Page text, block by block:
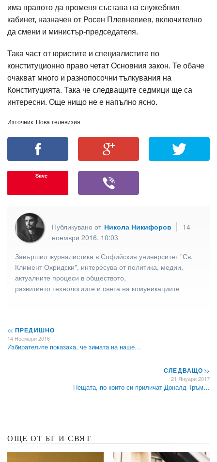
има правото да променя състава на служебния
кабинет, назначен от Росен Плевнелиев, включително
да смени и министър-председателя.
Така част от юристите и специалистите по
конституционно право четат Основния закон. Те обаче
очакват много и разнопосочни тълкувания на
Конституцията. Така че следващите седмици ще са
интересни. Още нищо не е напълно ясно.
Източник: Нова телевизия
Save
Публикувано от Никола Никифоров
14
ноември 2016, 10:03
Завършил журналистика в Софийския университет "Св.
Климент Охридски", интересува от политика, медии,
актуалните процеси в обществото,
развитието технологиите и света на комуникациите
<< ПРЕДИШНО
14 Ноември 2016
Избирателите показаха, че зимата на наше…
СЛЕДВАЩО>>
21 Януари 2017
Нещата, по които си приличат Доналд Тръм…
ОЩЕ ОТ БГ И СВЯТ